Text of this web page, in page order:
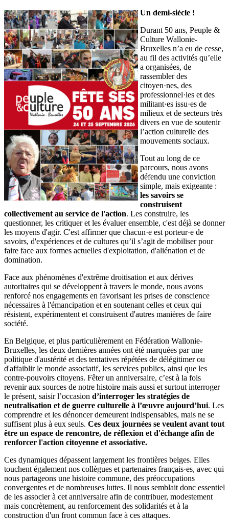
Un demi-siècle !
Durant 50 ans, Peuple &
Culture Wallonie-
Bruxelles n’a eu de cesse,
au fil des activités qu’elle
a organisées, de
rassembler des
citoyen·nes, des
professionnel·les et des
militant·es issu·es de
milieux et de secteurs très
divers en vue de soutenir
l’action culturelle des
mouvements sociaux.
Tout au long de ce
parcours, nous avons
défendu une conviction
simple, mais exigeante :
les savoirs se
construisent
collectivement au service de l'action. Les construire, les
questionner, les critiquer et les évaluer ensemble, c'est déjà se donner
les moyens d'agir. C'est affirmer que chacun·e est porteur·e de
savoirs, d'expériences et de cultures qu’il s’agit de mobiliser pour
faire face aux formes actuelles d'exploitation, d'aliénation et de
domination.
Face aux phénomènes d'extrême droitisation et aux dérives
autoritaires qui se développent à travers le monde, nous avons
renforcé nos engagements en favorisant les prises de conscience
nécessaires à l'émancipation et en soutenant celles et ceux qui
résistent, expérimentent et construisent d'autres manières de faire
société.
En Belgique, et plus particulièrement en Fédération Wallonie-
Bruxelles, les deux dernières années ont été marquées par une
politique d'austérité et des tentatives répétées de délégitimer ou
d'affaiblir le monde associatif, les services publics, ainsi que les
contre-pouvoirs citoyens. Fêter un anniversaire, c’est à la fois
revenir aux sources de notre histoire mais aussi et surtout interroger
le présent, saisir l’occasion d’interroger les stratégies de
neutralisation et de guerre culturelle à l’œuvre aujourd’hui. Les
comprendre et les dénoncer demeurent indispensables, mais ne se
suffisent plus à eux seuls. Ces deux journées se veulent avant tout
être un espace de rencontre, de réflexion et d'échange afin de
renforcer l'action citoyenne et associative.
Ces dynamiques dépassent largement les frontières belges. Elles
touchent également nos collègues et partenaires français·es, avec qui
nous partageons une histoire commune, des préoccupations
convergentes et de nombreuses luttes. Il nous semblait donc essentiel
de les associer à cet anniversaire afin de contribuer, modestement
mais concrètement, au renforcement des solidarités et à la
construction d'un front commun face à ces attaques.